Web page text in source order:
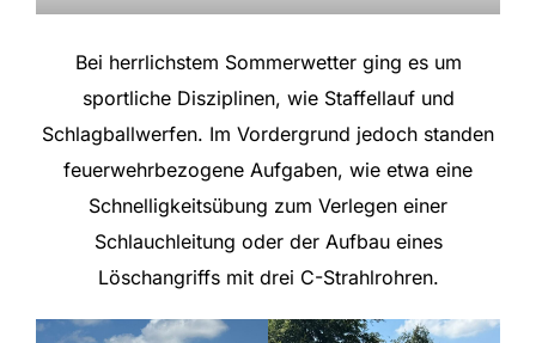
Bei herrlichstem Sommerwetter ging es um
sportliche Disziplinen, wie Staffellauf und
Schlagballwerfen. Im Vordergrund jedoch standen
feuerwehrbezogene Aufgaben, wie etwa eine
Schnelligkeitsübung zum Verlegen einer
Schlauchleitung oder der Aufbau eines
Löschangriffs mit drei C-Strahlrohren.